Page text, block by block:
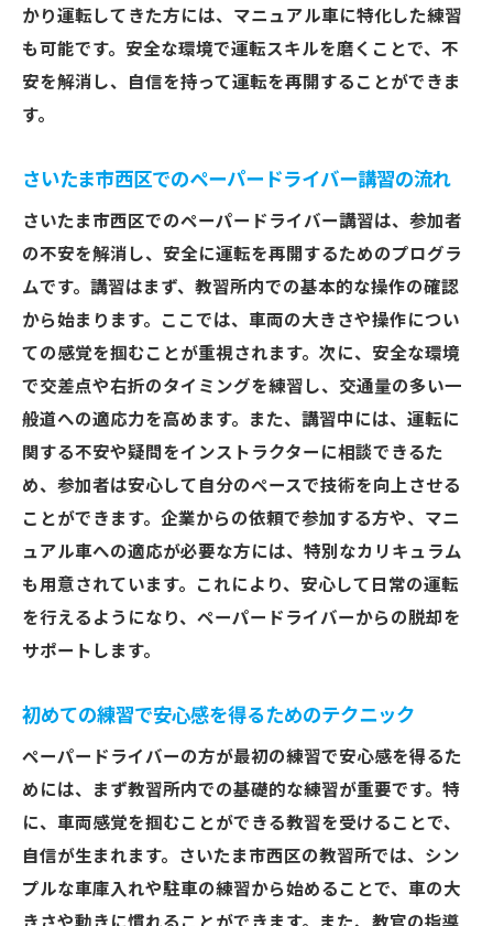
交通量が多いエリアでの自信を持つための
練習
ペーパードライバー講習における成功体験
ペーパードライバーが知っておくべき埼玉県さ
ペーパードライバーに影響を与えるさいた
ま市西区の交通ルール
さいたま市西区での運転を支える安全運転
の基本
ペーパードライバーが避けるべきさいたま
市西区の危険エリア
さいたま市西区での運転をサポートする交
通情報の活用法
さいたま市西区に適した運転スキルの磨き
方
ペーパードライバー克服講習で車両感覚を身に
つける方法
教習所内での繰り返し練習による車両感覚
習得のメリット
さいたま市西区での実践練習で車両感覚を
かり運転してきた方には、マニュアル車に特化した練習
も可能です。安全な環境で運転スキルを磨くことで、不
安を解消し、自信を持って運転を再開することができま
す。
さいたま市西区でのペーパードライバー講習の流れ
さいたま市西区でのペーパードライバー講習は、参加者
の不安を解消し、安全に運転を再開するためのプログラ
ムです。講習はまず、教習所内での基本的な操作の確認
から始まります。ここでは、車両の大きさや操作につい
ての感覚を掴むことが重視されます。次に、安全な環境
で交差点や右折のタイミングを練習し、交通量の多い一
般道への適応力を高めます。また、講習中には、運転に
関する不安や疑問をインストラクターに相談できるた
め、参加者は安心して自分のペースで技術を向上させる
ことができます。企業からの依頼で参加する方や、マニ
ュアル車への適応が必要な方には、特別なカリキュラム
も用意されています。これにより、安心して日常の運転
を行えるようになり、ペーパードライバーからの脱却を
サポートします。
初めての練習で安心感を得るためのテクニック
ペーパードライバーの方が最初の練習で安心感を得るた
めには、まず教習所内での基礎的な練習が重要です。特
に、車両感覚を掴むことができる教習を受けることで、
自信が生まれます。さいたま市西区の教習所では、シン
プルな車庫入れや駐車の練習から始めることで、車の大